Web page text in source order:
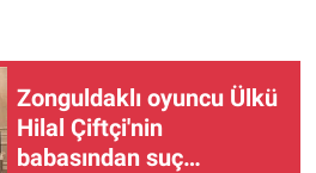
Zonguldaklı oyuncu Ülkü
Hilal Çiftçi'nin
babasından suç